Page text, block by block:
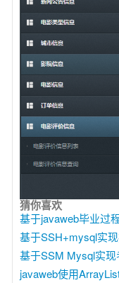
猜你喜欢
基于javaweb毕业过
基于SSH+mysql实
基于SSM Mysql实
javaweb使用